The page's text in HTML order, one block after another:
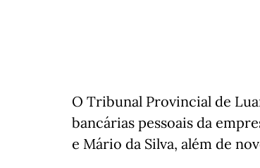
O Tribunal Provincial de
bancárias pessoais da
e Mário da Silva, além de